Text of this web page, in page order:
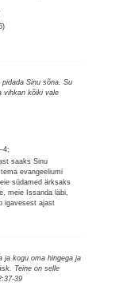
Sinu sõna. Su
vihkan kõiki vale
saaks Sinu
evangeeliumi
südamed ärksaks
meie Issanda läbi,
igavesest ajast
ja kogu oma hingega ja
Teine on selle
39